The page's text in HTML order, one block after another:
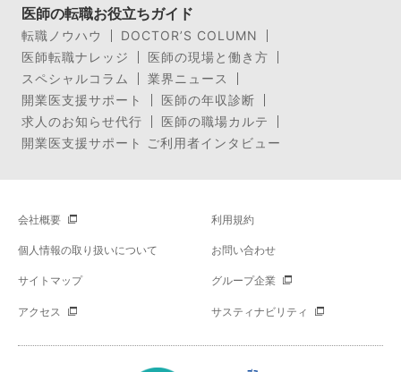
医師の転職お役立ちガイド
転職ノウハウ
DOCTOR’S COLUMN
医師転職ナレッジ
医師の現場と働き方
スペシャルコラム
業界ニュース
開業医支援サポート
医師の年収診断
求人のお知らせ代行
医師の職場カルテ
開業医支援サポート ご利用者インタビュー
会社概要 利用規約
個人情報の取り扱いについて お問い合わせ
サイトマップ グループ企業
アクセス サスティナビリティ